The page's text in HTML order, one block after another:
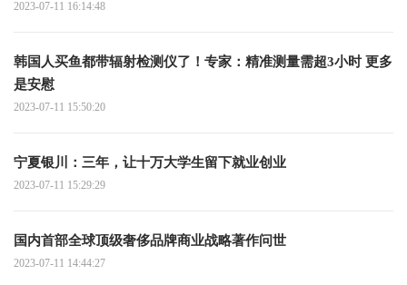
2023-07-11 16:14:48
韩国人买鱼都带辐射检测仪了！专家：精准测量需超3小时 更多
是安慰
2023-07-11 15:50:20
宁夏银川：三年，让十万大学生留下就业创业
2023-07-11 15:29:29
国内首部全球顶级奢侈品牌商业战略著作问世
2023-07-11 14:44:27